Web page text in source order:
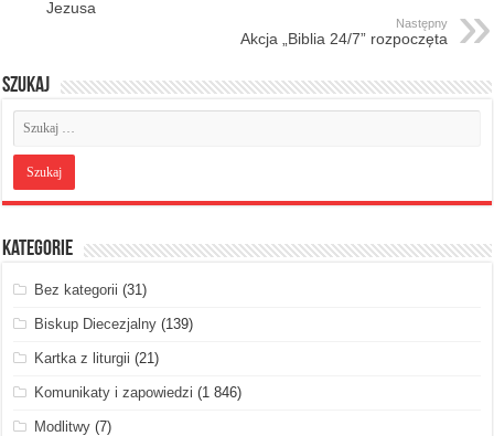
Jezusa
Następny
Akcja „Biblia 24/7” rozpoczęta
Szukaj
Kategorie
Bez kategorii (31)
Biskup Diecezjalny (139)
Kartka z liturgii (21)
Komunikaty i zapowiedzi (1 846)
Modlitwy (7)